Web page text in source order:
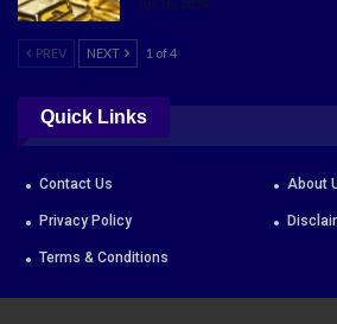
Jul 16, 2026
PREV NEXT 1 of 4
Quick Links
Contact Us About
Privacy Policy
Terms & Conditions